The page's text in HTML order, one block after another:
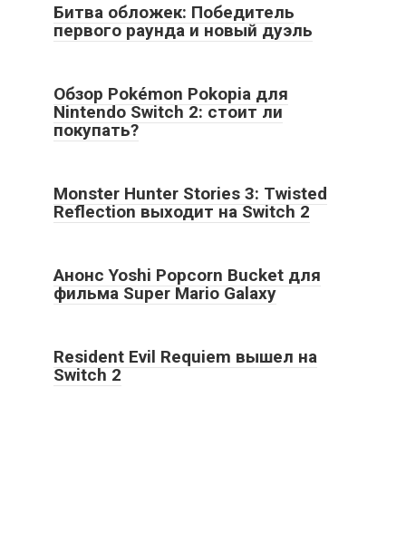
Битва обложек: Победитель
первого раунда и новый дуэль
Обзор Pokémon Pokopia для
Nintendo Switch 2: стоит ли
покупать?
Monster Hunter Stories 3: Twisted
Reflection выходит на Switch 2
Анонс Yoshi Popcorn Bucket для
фильма Super Mario Galaxy
Resident Evil Requiem вышел на
Switch 2